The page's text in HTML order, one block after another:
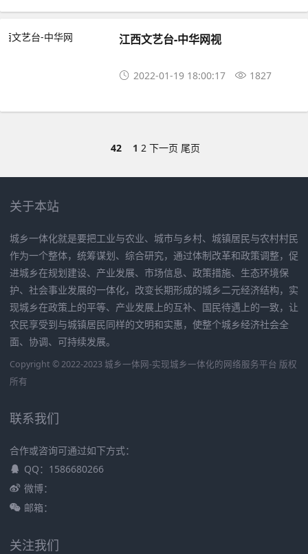
江西文艺台-中华网视
2022-01-19 18:00:17 1827
42 1 2 下一页 尾页
关于本站
城乡一体化就是要把工业与农业、城市与乡村、城镇居民与农村村民
作为一个整体，统筹谋划、综合研究，通过体制改革和政策调整，促
进城乡在规划建设、产业发展、市场信息、政策措施、生态环境保
护、社会事业发展的一体化，改变长期形成的城乡二元经济结构，实
现城乡在政策上的平等、产业发展上的互补、国民待遇上的一致，让
农民享受到与城镇居民同样的文明和实惠，使整个城乡经济社会全
面、协调、可持续发展。
Copyright © 2022-2023 城乡一体网-实现城乡一体化的网络服务平台 版权
所有
联系我们
合作或咨询可通过如下方式：
QQ：1586680266
微博：
邮箱：
关注我们